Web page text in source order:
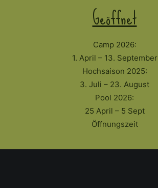
Geöffnet
Camp 2026:
1. April – 13. September
Hochsaison 2025:
3. Juli – 23. August
Pool 2026:
25 April – 5 Sept
Öffnungszeit